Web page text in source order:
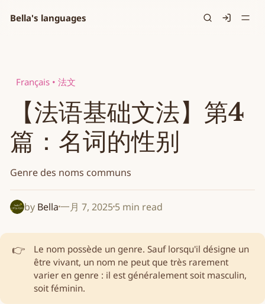
Bella's languages
Français • 法文
【法语基础文法】第4
篇：名词的性别
Genre des noms communs
by Bella一月 7, 20255 min read
👉 Le nom possède un genre. Sauf lorsqu'il désigne un
être vivant, un nom ne peut que très rarement
varier en genre : il est généralement soit masculin,
soitféminin.